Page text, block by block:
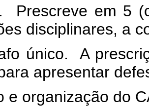
Prescreve em 5
disciplinares, a
único. A
apresentar
e organização do